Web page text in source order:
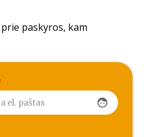
paskyros, kam
face